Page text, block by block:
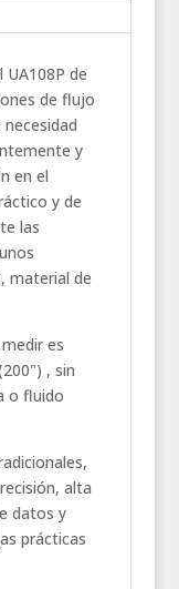
de
de flujo
y
en el
y de
las
material de
es
, sin
o fluido
alta
datos y
prácticas